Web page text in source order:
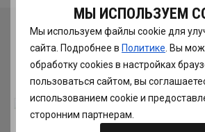
МЫ ИСПОЛЬЗУЕМ
Мы используем файлы cookie для
сайта. Подробнее в Политике . Вы
обработку сookies в настройках
пользоваться сайтом, вы
использованием cookie и
сторонним партнерам.
ЧИТАЙТЕ